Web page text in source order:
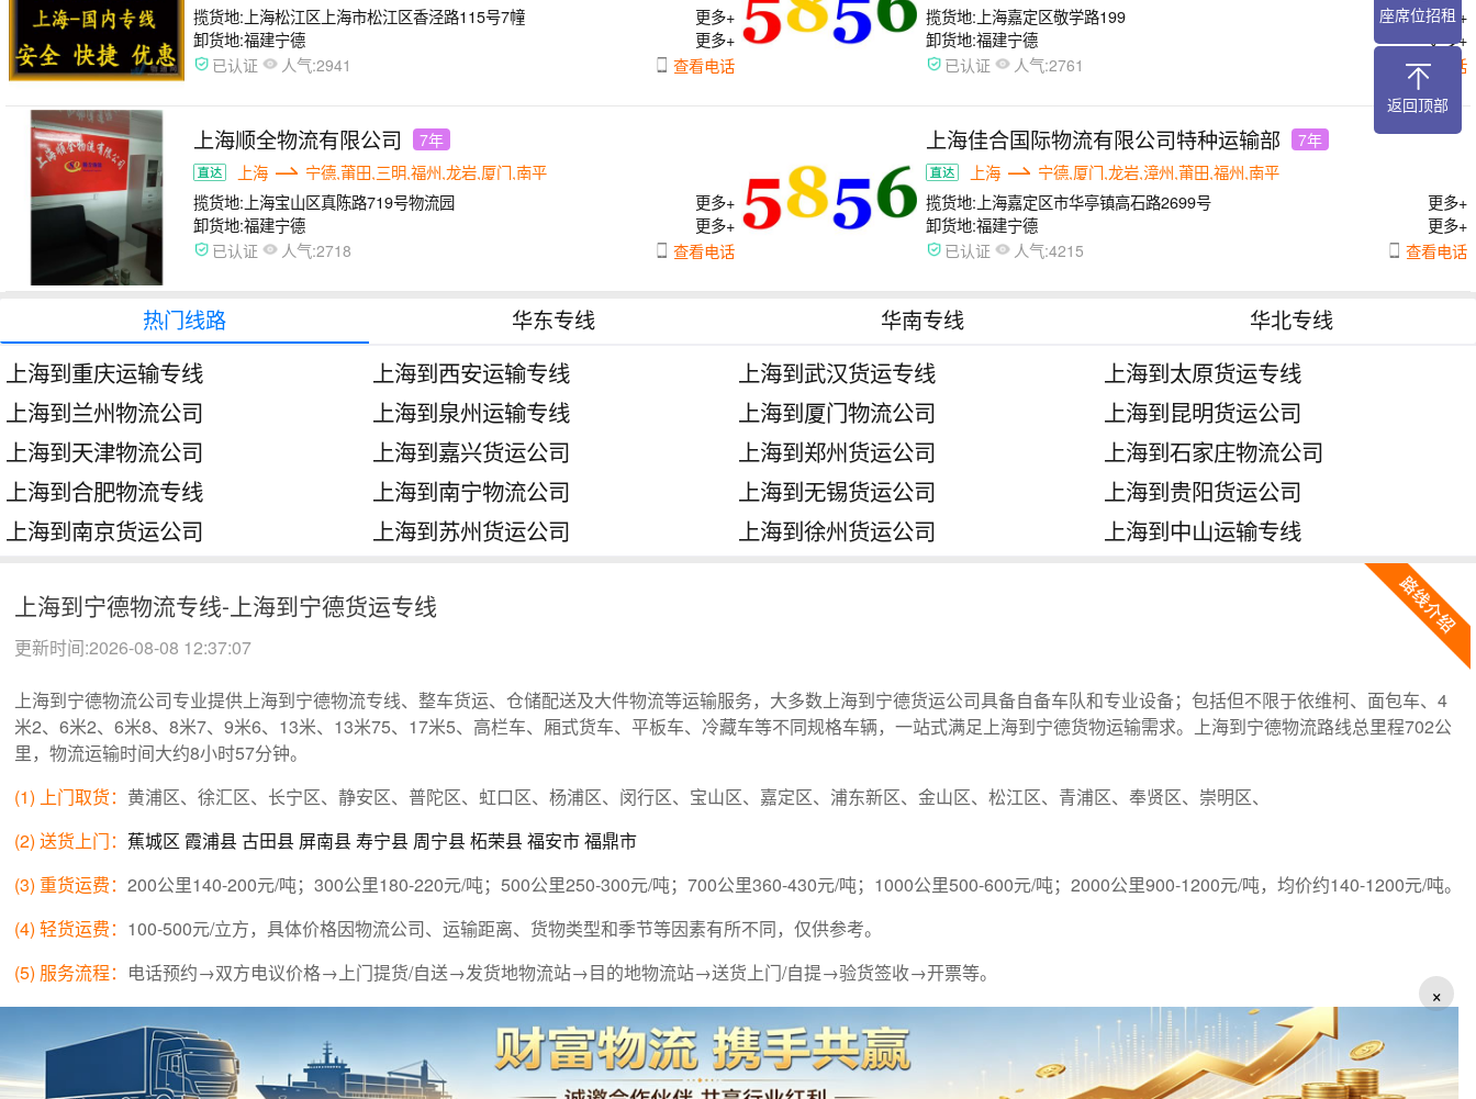
揽货地: 上海松江区上海市松江区香泾路115号7幢
更多+
卸货地:福建宁德 更多+
已认证 人气:2941 查看电话
揽货地: 上海嘉定区敬学路199
更多+
卸货地:福建宁德 更多+
已认证 人气:2761 查看电话
上海顺全物流有限公司 7年
上海
宁德,莆田,三明,福州,龙岩,厦门,南平
揽货地: 上海宝山区真陈路719号物流园
更多+
卸货地:福建宁德 更多+
已认证 人气:2718 查看电话
上海佳合国际物流有限公司特种运输部 7年
上海
宁德,厦门,龙岩,漳州,莆田,福州,南平
揽货地: 上海嘉定区市华亭镇高石路2699号
更多+
卸货地:福建宁德 更多+
已认证 人气:4215 查看电话
热门线路 华东专线 华南专线 华北专线
上海到重庆运输专线 上海到西安运输专线 上海到武汉货运专线
上海到太原货运专线
上海到兰州物流公司
上海到泉州运输专线 上海到厦门物流公司
上海到昆明货运公司
上海到天津物流公司
上海到嘉兴货运公司 上海到郑州货运公司
上海到石家庄物流公司
上海到合肥物流专线
上海到南宁物流公司 上海到无锡货运公司
上海到贵阳货运公司
上海到南京货运公司
上海到苏州货运公司 上海到徐州货运公司 上海到中山运输专线
上海到宁德物流专线-上海到宁德货运专线
更新时间:2026-08-08 12:37:07
上海到宁德物流公司专业提供上海到宁德物流专线、整车货运、仓储配送及大件物流等运输服务，大多数上海到宁德货运公司具备自备车队和专业设备；包括但不限于依维柯、面包车、4
米2、6米2、6米8、8米7、9米6、13米、13米75、17米5、高栏车、厢式货车、平板车、冷藏车等不同规格车辆，一站式满足上海到宁德货物运输需求。上海到宁德物流路线总里程702公
里，物流运输时间大约8小时57分钟。
(1) 上门取货： 黄浦区、徐汇区、长宁区、静安区、普陀区、虹口区、杨浦区、闵行区、宝山区、嘉定区、浦东新区、金山区、松江区、青浦区、奉贤区、崇明区、
(2) 送货上门： 蕉城区 霞浦县古田县 屏南县寿宁县 周宁县柘荣县福安市福鼎市
(3) 重货运费： 200公里140-200元/吨；300公里180-220元/吨；500公里250-300元/吨；700公里360-430元/吨；1000公里500-600元/吨；2000公里900-1200元/吨，均价约140-1200元/吨。
(4) 轻货运费： 100-500元/立方，具体价格因物流公司、运输距离、货物类型和季节等因素有所不同，仅供参考。
(5) 服务流程： 电话预约→双方电议价格→上门提货/自送→发货地物流站→目的地物流站→送货上门/自提→验货签收→开票等。
上海到宁德周边城市物流专线：福州厦门莆田 三明泉州漳州南平龙岩
免责声明：本站只起到物流信息平台作用，内容的真实准确性以及物流过程中出现的任何风险均由发布者负责; 如遇问题，请联系客服。
座席位招租
返回顶部
×